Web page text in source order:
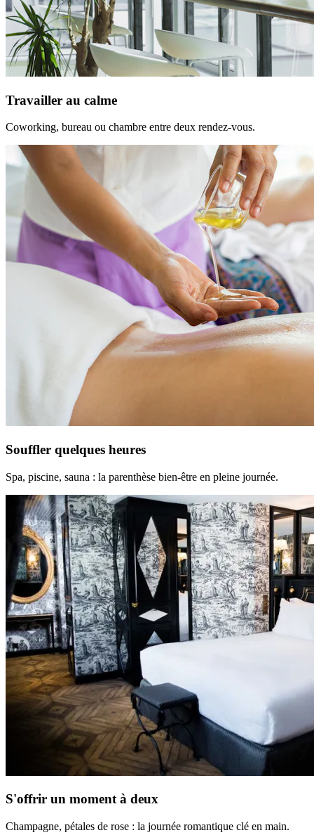
Travailler au calme
Coworking, bureau ou chambre entre deux rendez-vous.
Souffler quelques heures
Spa, piscine, sauna : la parenthèse bien-être en pleine journée.
S'offrir un moment à deux
Champagne, pétales de rose : la journée romantique clé en main.